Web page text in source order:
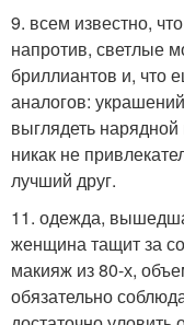
9. всем известно,
напротив, светлые
бриллиантов и, что
аналогов:
выглядеть
никак не
лучший друг.
11. одежда,
женщина тащит за
макияж из 80-х,
обязательно